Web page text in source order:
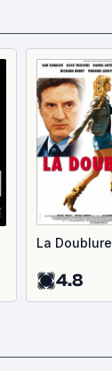
La Doublure
4.8